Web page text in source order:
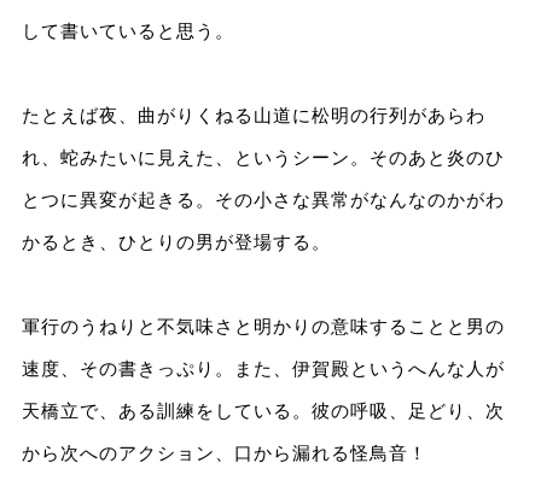
して書いていると思う。
たとえば夜、曲がりくねる山道に松明の行列があらわ
れ、蛇みたいに見えた、というシーン。そのあと炎のひ
とつに異変が起きる。その小さな異常がなんなのかがわ
かるとき、ひとりの男が登場する。
軍行のうねりと不気味さと明かりの意味することと男の
速度、その書きっぷり。また、伊賀殿というへんな人が
天橋立で、ある訓練をしている。彼の呼吸、足どり、次
から次へのアクション、口から漏れる怪鳥音！